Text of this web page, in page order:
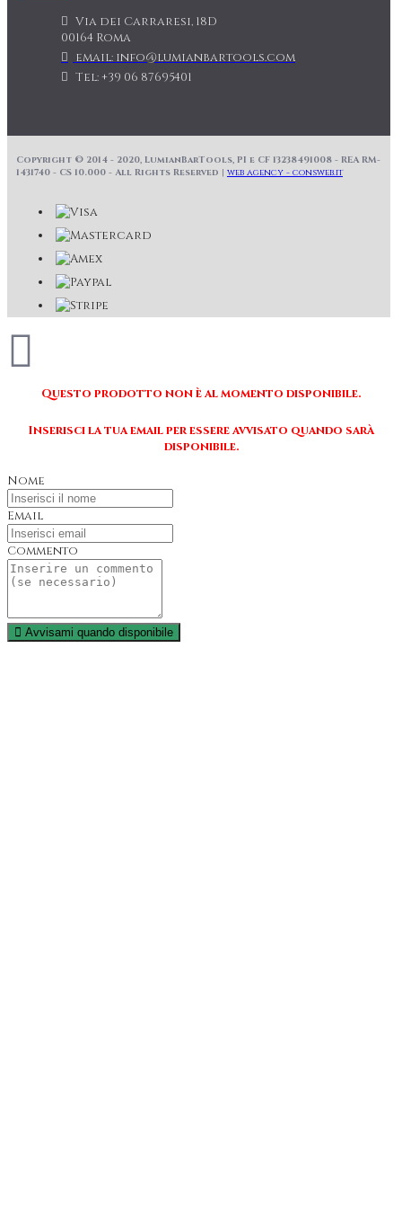
Via dei Carraresi, 18D
00164 Roma
email: info@lumianbartools.com
Tel: +39 06 87695401
Copyright © 2014 - 2020, LumianBarTools, PI e CF 13238491008 - REA RM-
1431740 - CS 10.000 - All Rights Reserved | web agency - consweb.it
Questo prodotto non è al momento disponibile.
Inserisci la tua email per essere avvisato quando sarà
disponibile.
Nome
Email
Commento
Avvisami quando disponibile